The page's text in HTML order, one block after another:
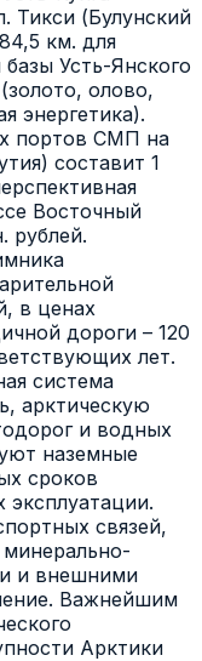
Тикси (Булунский
км. для
Усть-Янского
олово,
энергетика).
портов СМП на
составит 1
Восточный
рублей.
в ценах
дороги – 120
лет.
система
арктическую
и водных
наземные
сроков
эксплуатации.
связей,
и внешними
Важнейшим
Арктики